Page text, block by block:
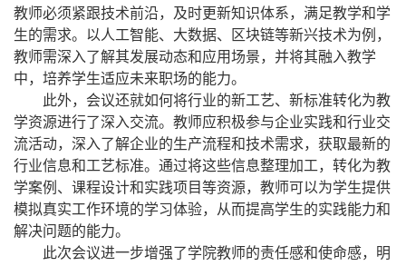
教师必须紧跟技术前沿，及时更新知识体系，满足教学和学
生的需求。以人工智能、大数据、区块链等新兴技术为例，
教师需深入了解其发展动态和应用场景，并将其融入教学
中，培养学生适应未来职场的能力。
此外，会议还就如何将行业的新工艺、新标准转化为教
学资源进行了深入交流。教师应积极参与企业实践和行业交
流活动，深入了解企业的生产流程和技术需求，获取最新的
行业信息和工艺标准。通过将这些信息整理加工，转化为教
学案例、课程设计和实践项目等资源，教师可以为学生提供
模拟真实工作环境的学习体验，从而提高学生的实践能力和
解决问题的能力。
此次会议进一步增强了学院教师的责任感和使命感，明